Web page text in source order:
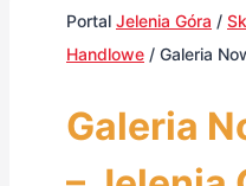
Portal Jelenia Góra /
Handlowe / Galeria
Galeria